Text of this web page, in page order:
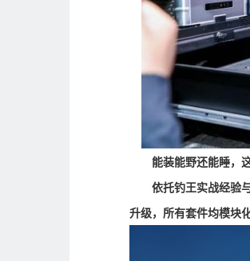
能装能野还能睡，
依托钓王实战经验
升级，所有套件均模块